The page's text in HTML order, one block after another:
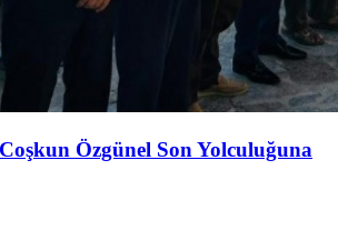
Özgünel Son Yolculuğuna